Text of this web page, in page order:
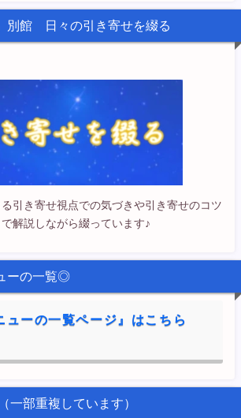
別館 日々の引き寄せを綴る
引き寄せ視点での気づきや引き寄せのコツ
解説しながら綴っています♪
ーの一覧◎
ューの一覧ページ』はこちら
一部重複しています）